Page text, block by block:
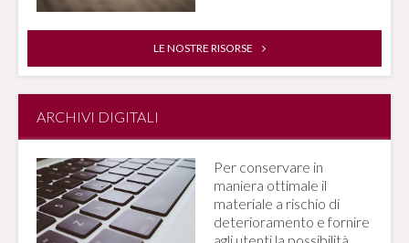
LE NOSTRE RISORSE
ARCHIVI DIGITALI
Per conservare in
maniera ottimale il
materiale a rischio di
deterioramento e fornire